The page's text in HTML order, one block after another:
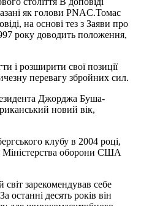
як голови PNAC.Томас
на основі тез з Заяви про
року доводить положення,
і розширити свої позиції
перевагу збройних сил.
Джорджа Буша-
новий вік,
клубу в 2004 році,
Міністерства оборони США
зарекомендував себе
останні десять років він